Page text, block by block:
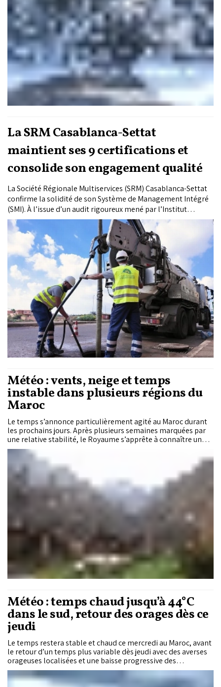
La SRM Casablanca-Settat
maintient ses 9 certifications et
consolide son engagement qualité
La Société Régionale Multiservices (SRM) Casablanca-Settat
confirme la solidité de son Système de Management Intégré
(SMI). À l’issue d’un audit rigoureux mené par l’Institut
Marocain de Normalisation (IMANOR), la SRM Casablanca-
Settat a réussi à maintenir ses neuf certifications nationales
et internationales. Ce renouvellement traduit l’engagement
continu de la société régionale en faveur de l’amélioration de
la qualité des services et de l’excellence opérationnelle.
Météo : vents, neige et temps
instable dans plusieurs régions du
Maroc
Le temps s’annonce particulièrement agité au Maroc durant
les prochains jours. Après plusieurs semaines marquées par
une relative stabilité, le Royaume s’apprête à connaître un
épisode météorologique perturbé, marqué par des vents
violents, des chutes de neige sur les reliefs et une baisse
sensible des températures.
Météo : temps chaud jusqu’à 44°C
dans le sud, retour des orages dès ce
jeudi
Le temps restera stable et chaud ce mercredi au Maroc, avant
le retour d’un temps plus variable dès jeudi avec des averses
orageuses localisées et une baisse progressive des
températures, selon les prévisions de la direction générale
de la météorologie.